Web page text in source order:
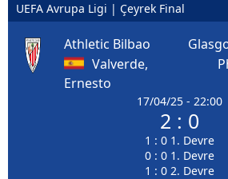
UEFA Avrupa Ligi | Çeyrek Final
Athletic Bilbao
Valverde,
Ernesto
17/04/25 - 22:00
2 : 0
1 : 0 1. Devre
0 : 0 1. Devre
1 : 0 2. Devre